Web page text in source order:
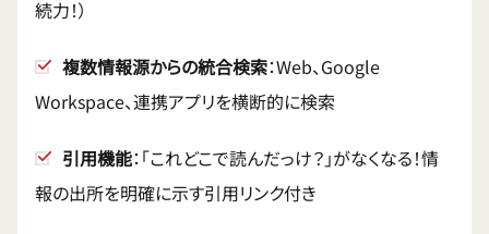
続力！）
複数情報源からの統合検索：Web、Google
Workspace、連携アプリを横断的に検索
引用機能：「これどこで読んだっけ？」がなくなる！情
報の出所を明確に示す引用リンク付き